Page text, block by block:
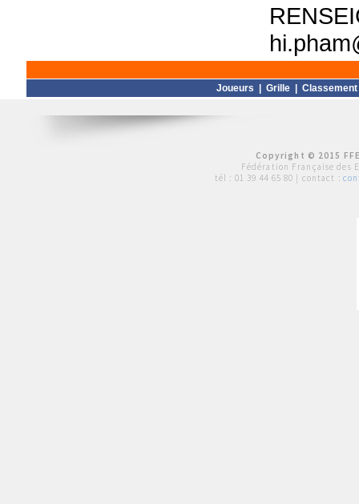
Joueurs Grille Classement
Copyright © 2015
Fédération Française des
tél : 01 39 44 65 80 | contact :